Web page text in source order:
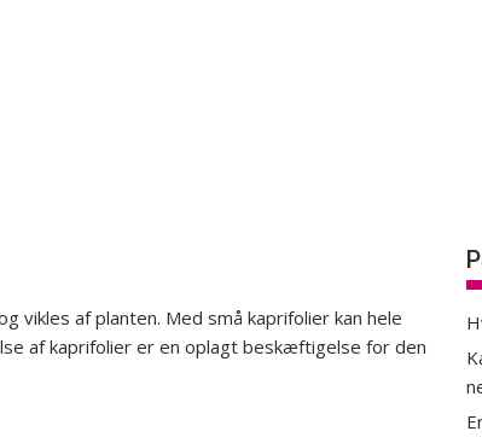
vikles af planten. Med små kaprifolier kan hele
af kaprifolier er en oplagt beskæftigelse for den